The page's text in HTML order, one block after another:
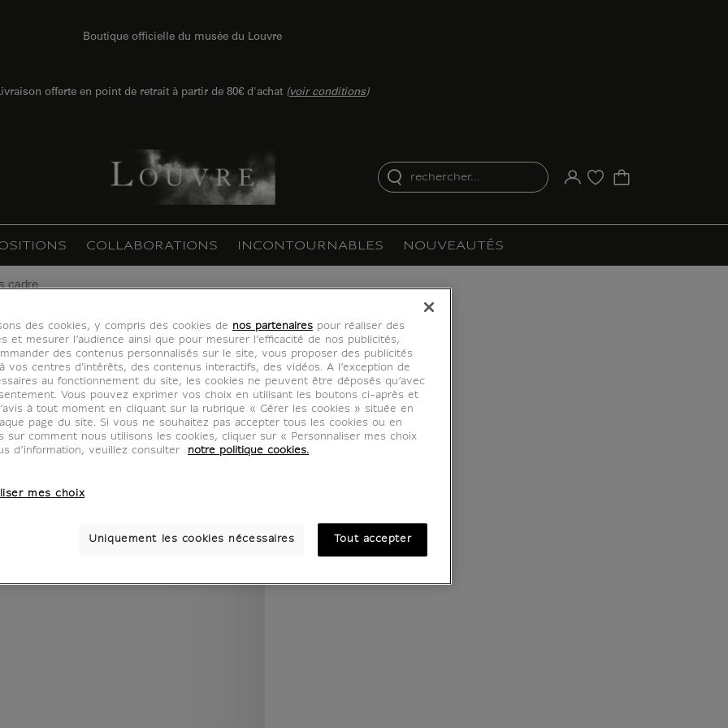
Boutique officielle du musée du Louvre
offerte en point de retrait à partir de 80€ d'achat (voir conditions)
rechercher...
Votre compte
Liste d'achat
COLLABORATIONS INCONTOURNABLES NOUVEAUTÉS
cadre
sans cadre)
COULEUR
PIÈCE
}} {{ dimensions.legend.unit }}
des cookies, y compris des cookies de nos partenaires pour réaliser des
et mesurer l’audience ainsi que pour mesurer l’efficacité de nos publicités,
des contenus personnalisés sur le site, vous proposer des publicités
vos centres d'intérêts, des contenus interactifs, des vidéos. A l’exception de
au fonctionnement du site, les cookies ne peuvent être déposés qu’avec
Vous pouvez exprimer vos choix en utilisant les boutons ci-après et
à tout moment en cliquant sur la rubrique « Gérer les cookies » située en
page du site. Si vous ne souhaitez pas accepter tous les cookies ou en
sur comment nous utilisons les cookies, cliquer sur « Personnaliser mes choix
d’information, veuillez consulter
notre politique cookies.
mes choix
Uniquement les cookies nécessaires Tout accepter